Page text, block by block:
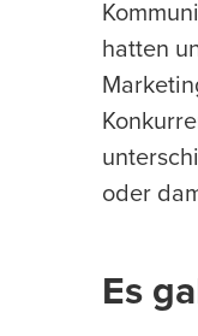
hatten
oder
Es